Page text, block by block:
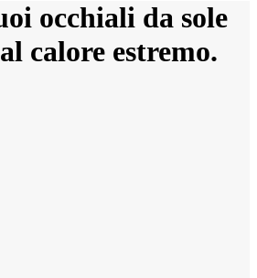
occhiali da sole
calore estremo.